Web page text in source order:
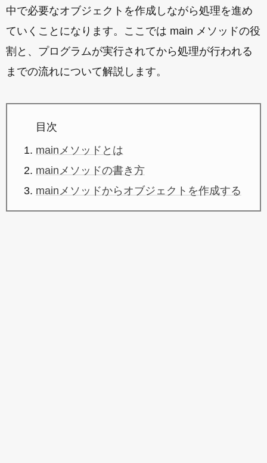
中で必要なオブジェクトを作成しながら処理を進め
ていくことになります。ここでは main メソッドの役
割と、プログラムが実行されてから処理が行われる
までの流れについて解説します。
目次
mainメソッドとは
mainメソッドの書き方
mainメソッドからオブジェクトを作成する